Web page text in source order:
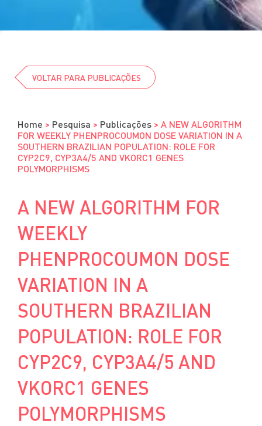
VOLTAR PARA PUBLICAÇÕES
Home > Pesquisa > Publicações > A NEW ALGORITHM
FOR WEEKLY PHENPROCOUMON DOSE VARIATION IN A
SOUTHERN BRAZILIAN POPULATION: ROLE FOR
CYP2C9, CYP3A4/5 AND VKORC1 GENES
POLYMORPHISMS
A NEW ALGORITHM FOR
WEEKLY
PHENPROCOUMON DOSE
VARIATION IN A
SOUTHERN BRAZILIAN
POPULATION: ROLE FOR
CYP2C9, CYP3A4/5 AND
VKORC1 GENES
POLYMORPHISMS